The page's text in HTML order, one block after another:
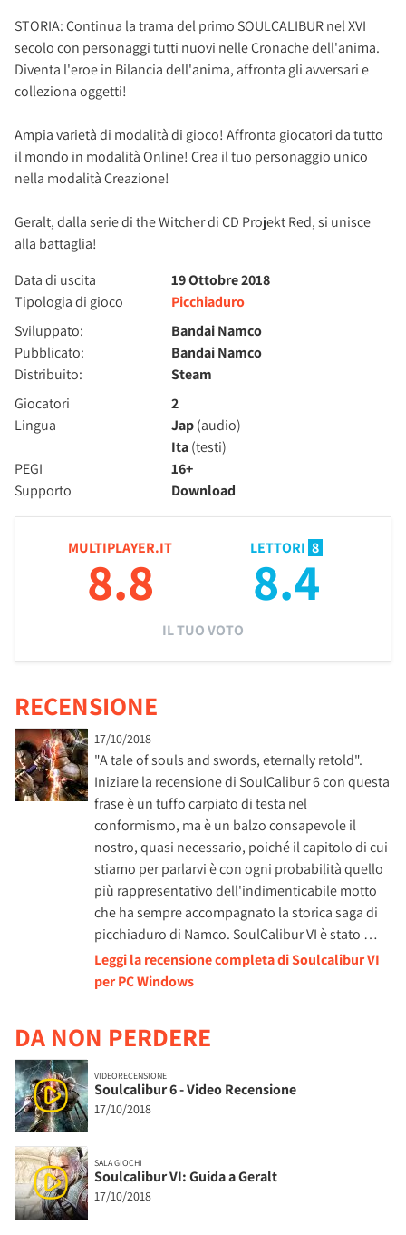
STORIA: Continua la trama del primo SOULCALIBUR nel XVI
secolo con personaggi tutti nuovi nelle Cronache dell'anima.
Diventa l'eroe in Bilancia dell'anima, affronta gli avversari e
colleziona oggetti!
Ampia varietà di modalità di gioco! Affronta giocatori da tutto
il mondo in modalità Online! Crea il tuo personaggio unico
nella modalità Creazione!
Geralt, dalla serie di the Witcher di CD Projekt Red, si unisce
alla battaglia!
Data di uscita
19 Ottobre 2018
Tipologia di gioco
Picchiaduro
Sviluppato:
Bandai Namco
Pubblicato:
Bandai Namco
Distribuito:
Steam
Giocatori
2
Lingua
Jap(audio)
Ita(testi)
PEGI
16+
Supporto
Download
MULTIPLAYER.IT
8.8
LETTORI 8
8.4
IL TUO VOTO
RECENSIONE
17/10/2018
"A tale of souls and swords, eternally retold".
Iniziare la recensione di SoulCalibur 6 con questa
frase è un tuffo carpiato di testa nel
conformismo, ma è un balzo consapevole il
nostro, quasi necessario, poiché il capitolo di cui
stiamo per parlarvi è con ogni probabilità quello
più rappresentativo dell'indimenticabile motto
che ha sempre accompagnato la storica saga di
picchiaduro di Namco. SoulCalibur VI è stato …
Leggi la recensione completa di Soulcalibur VI
per PC Windows
DA NON PERDERE
VIDEORECENSIONE
Soulcalibur 6 - Video Recensione
17/10/2018
SALA GIOCHI
Soulcalibur VI: Guida a Geralt
17/10/2018